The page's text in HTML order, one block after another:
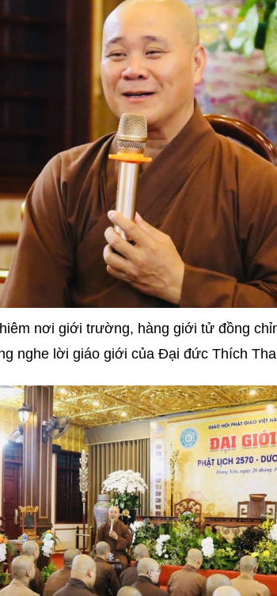
nơi giới trường, hàng giới tử đồng
nghe lời giáo giới của Đại đức Thích